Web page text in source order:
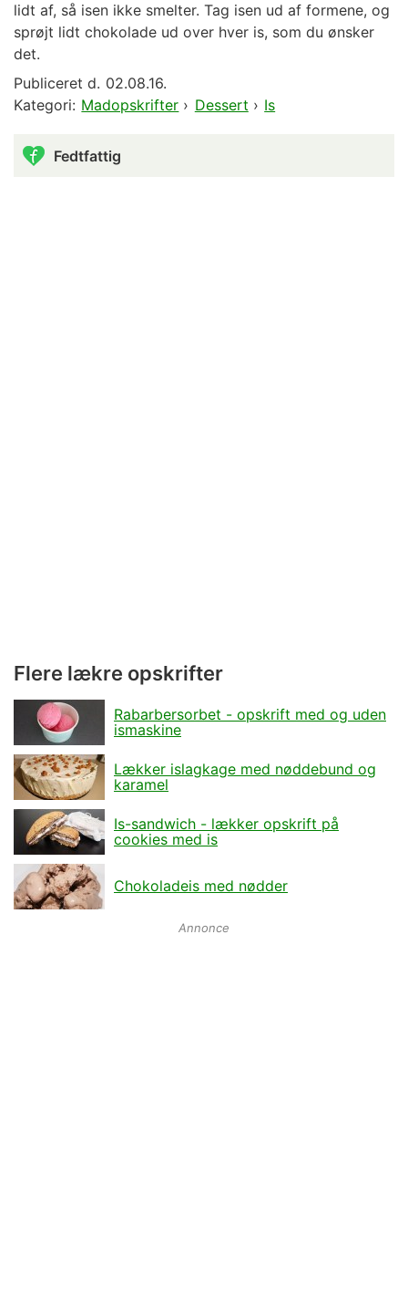
lidt af, så isen ikke smelter. Tag isen ud af formene, og
sprøjt lidt chokolade ud over hver is, som du ønsker
det.
Publiceret d. 02.08.16.
Kategori: Madopskrifter › Dessert › Is
Fedtfattig
Flere lækre opskrifter
Rabarbersorbet - opskrift med og uden
ismaskine
Lækker islagkage med nøddebund og
karamel
Is-sandwich - lækker opskrift på
cookies med is
Chokoladeis med nødder
Annonce